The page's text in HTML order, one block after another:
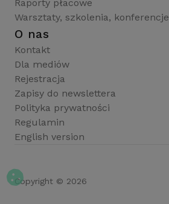
Raporty płacowe
Warsztaty, szkolenia, konferencje
O nas
Kontakt
Dla mediów
Rejestracja
Zapisy do newslettera
Polityka prywatności
Regulamin
English version
Copyright © 2026